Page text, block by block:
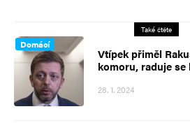
Také čtěte
Domácí
Vtípek přiměl
komoru, raduje
28. 1. 2024